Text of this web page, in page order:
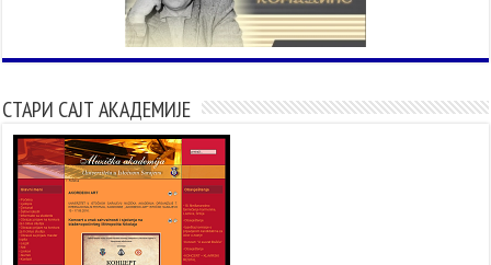
СТАРИ САЈТ АКАДЕМИЈЕ